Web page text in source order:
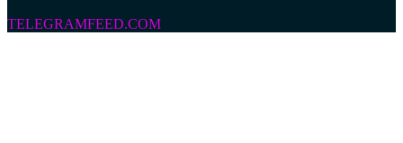
TELEGRAMFEED.COM